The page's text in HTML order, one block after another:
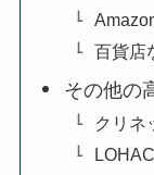
百貨店
その他の
クリネ